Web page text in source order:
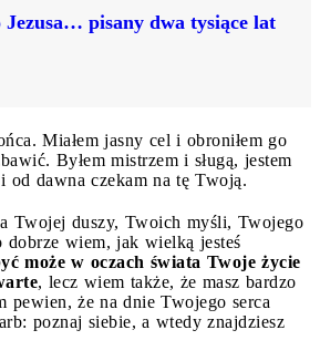
Jezusa… pisany dwa tysiące lat
Miałem jasny cel i obroniłem go
Byłem mistrzem i sługą, jestem
dawna czekam na tę Twoją.
Twojej duszy, Twoich myśli, Twojego
dobrze wiem, jak wielką jesteś
może w oczach świata Twoje życie
, lecz wiem także, że masz bardzo
pewien, że na dnie Twojego serca
poznaj siebie, a wtedy znajdziesz